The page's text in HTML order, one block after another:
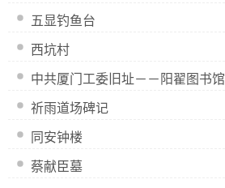
五显钓鱼台
西坑村
中共厦门工委旧址－－阳翟图书馆
祈雨道场碑记
同安钟楼
蔡献臣墓